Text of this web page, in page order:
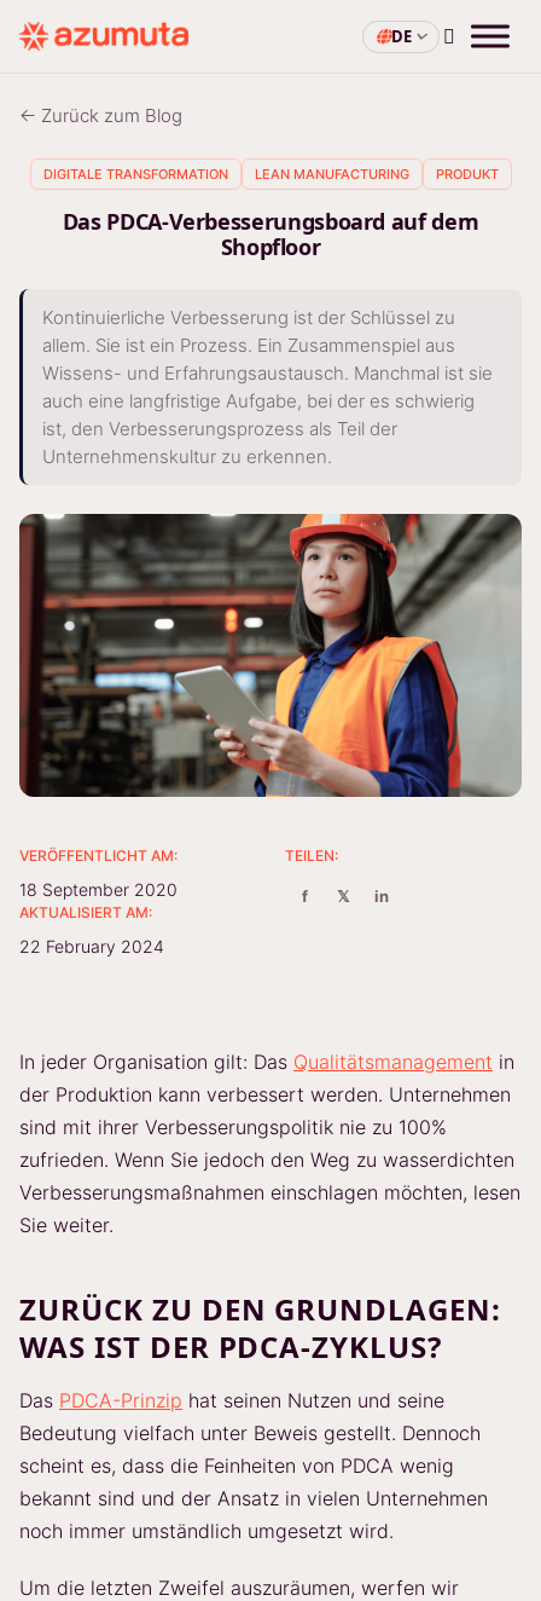
DE
← Zurück zum Blog
DIGITALE TRANSFORMATION LEAN MANUFACTURING PRODUKT
Das PDCA-Verbesserungsboard auf dem
Shopfloor
Kontinuierliche Verbesserung ist der Schlüssel zu
allem. Sie ist ein Prozess. Ein Zusammenspiel aus
Wissens- und Erfahrungsaustausch. Manchmal ist sie
auch eine langfristige Aufgabe, bei der es schwierig
ist, den Verbesserungsprozess als Teil der
Unternehmenskultur zu erkennen.
VERÖFFENTLICHT AM:
18 September 2020
AKTUALISIERT AM:
22 February 2024
TEILEN:
f 𝕏 in
In jeder Organisation gilt: Das Qualitätsmanagement in
der Produktion kann verbessert werden. Unternehmen
sind mit ihrer Verbesserungspolitik nie zu 100%
zufrieden. Wenn Sie jedoch den Weg zu wasserdichten
Verbesserungsmaßnahmen einschlagen möchten, lesen
Sie weiter.
ZURÜCK ZU DEN GRUNDLAGEN:
WAS IST DER PDCA-ZYKLUS?
Das PDCA-Prinzip hat seinen Nutzen und seine
Bedeutung vielfach unter Beweis gestellt. Dennoch
scheint es, dass die Feinheiten von PDCA wenig
bekannt sind und der Ansatz in vielen Unternehmen
noch immer umständlich umgesetzt wird.
Um die letzten Zweifel auszuräumen, werfen wir